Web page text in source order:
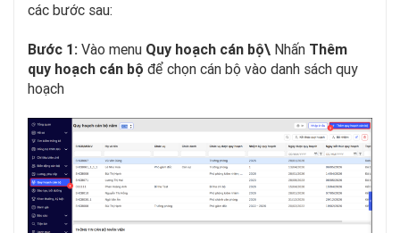
các bước sau:
Bước 1: Vào menu Quy hoạch cán bộ\ Nhấn Thêm
quy hoạch cán bộ để chọn cán bộ vào danh sách quy
hoạch